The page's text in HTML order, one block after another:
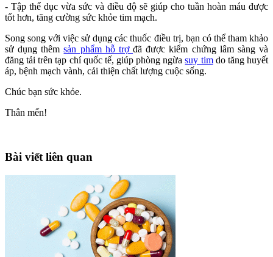
- Tập thể dục vừa sức và điều độ sẽ giúp cho tuần hoàn máu được
tốt hơn, tăng cường sức khỏe tim mạch.
Song song với việc sử dụng các thuốc điều trị, bạn có thể tham khảo
sử dụng thêmsản phẩm hỗ trợđã được kiểm chứng lâm sàng và
đăng tải trên tạp chí quốc tế, giúp phòng ngừasuy timdo tăng huyết
áp, bệnh mạch vành, cải thiện chất lượng cuộc sống.
Chúc bạn sức khỏe.
Thân mến!
Bài viết liên quan